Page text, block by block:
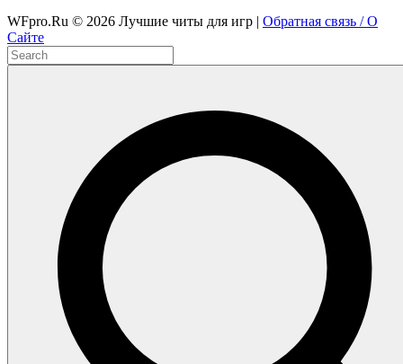
WFpro.Ru © 2026 Лучшие читы для игр | Обратная связь / О
Сайте